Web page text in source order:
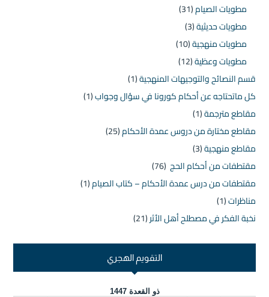
مطويات الصيام(31)
مطويات حديثية(3)
مطويات منهجية(10)
مطويات وعظية(12)
قسم النصائح والتوجيهات المنهجية(1)
كل ماتحتاجه عن أحكام كورونا في سؤال وجواب(1)
مقاطع مترجمة(1)
مقاطع مختارة من دروس عمدة الأحكام(25)
مقاطع منهجية(3)
مقتطفات من أحكام الحج (76)
مقتطفات من درس عمدة الأحكام – كتاب الصيام(1)
مناظرات(1)
نخبة الفكر في مصطلح أهل الأثر(21)
التقويم الهجري
ذو القعدة 1447